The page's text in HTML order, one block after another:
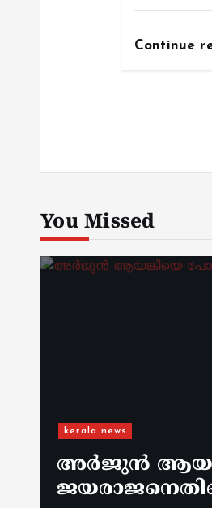
Continue
You Missed
kerala news
അർജുൻ